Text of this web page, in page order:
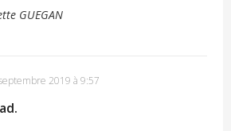
GUEGAN
2019 à 9:57